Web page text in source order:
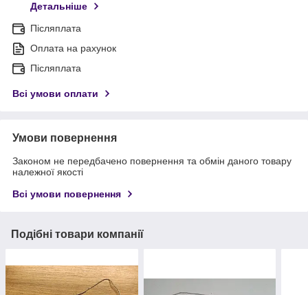
Детальніше
Післяплата
Оплата на рахунок
Післяплата
Всі умови оплати
Умови повернення
Законом не передбачено повернення та обмін даного товару
належної якості
Всі умови повернення
Подібні товари компанії